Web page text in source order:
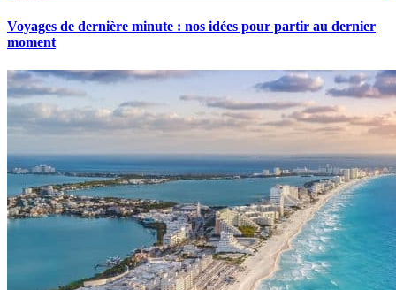
Voyages de dernière minute : nos idées pour partir au dernier
moment